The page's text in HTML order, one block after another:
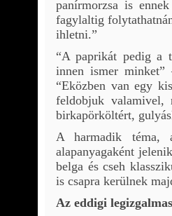
panírmorzsa is
fagylaltig
ihletni.”
“A paprikát pedig a
innen ismer
“Eközben van egy
feldobjuk valamivel,
birkapörköltért,
A harmadik téma,
alapanyagaként
belga és cseh
is csapra kerülnek
Az eddigi